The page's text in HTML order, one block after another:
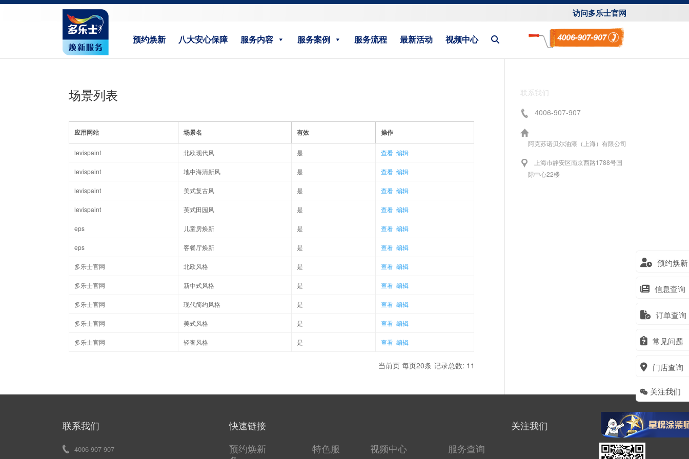
访问多乐士官网
预约焕新 八大安心保障 服务内容 服务案例 服务流程 最新活动 视频中心
预约焕新
信息查询
订单查询
常见问题
门店查询
关注我们
场景列表
应用网站 场景名 有效 操作
levispaint 北欧现代风 是 查看 编辑
levispaint 地中海清新风 是 查看 编辑
levispaint 美式复古风 是 查看 编辑
levispaint 英式田园风 是 查看 编辑
eps 儿童房焕新 是 查看 编辑
eps 客餐厅焕新 是 查看 编辑
多乐士官网 北欧风格 是 查看 编辑
多乐士官网 新中式风格 是 查看 编辑
多乐士官网 现代简约风格 是 查看 编辑
多乐士官网 美式风格 是 查看 编辑
多乐士官网 轻奢风格 是 查看 编辑
当前页 每页20条 记录总数: 11
联系我们
4006-907-907
阿克苏诺贝尔油漆（上海）有限公司
上海市静安区南京西路1788号国
际中心22楼
联系我们
4006-907-907
快速链接
预约焕新
特色服
视频中心 服务查询
关注我们